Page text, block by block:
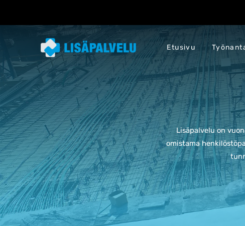
Etusivu
Lisäpalvelu on
omistama